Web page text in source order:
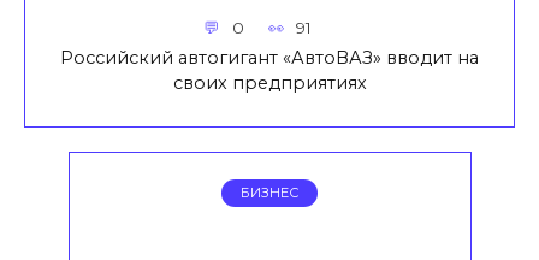
0 91
Российский автогигант «АвтоВАЗ» вводит на
своих предприятиях
БИЗНЕС